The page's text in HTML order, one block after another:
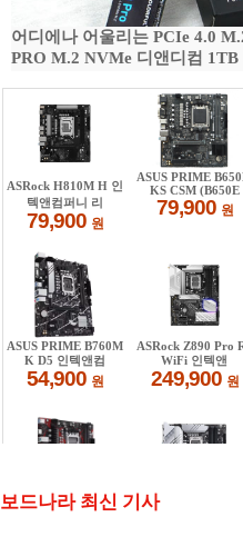
어디에나 어울리는 PCIe 4.0
PRO M.2 NVMe 디앤디컴 1TB
보드나라 최신 기사